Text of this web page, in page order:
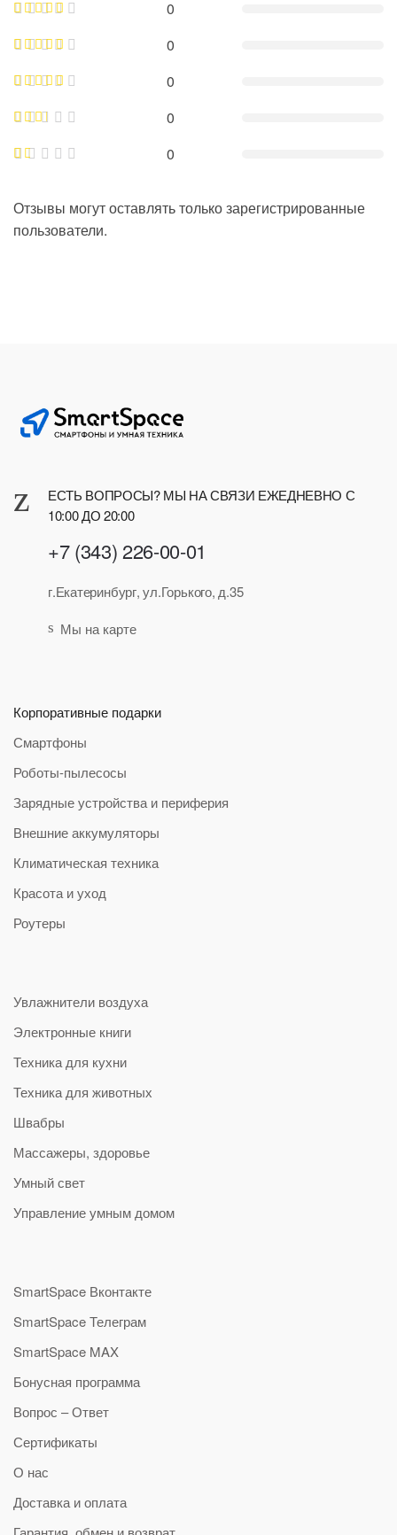
0
0
0
0
0
Отзывы могут оставлять только зарегистрированные
пользователи.
ЕСТЬ ВОПРОСЫ? МЫ НА СВЯЗИ ЕЖЕДНЕВНО С
10:00 ДО 20:00
+7 (343) 226-00-01
г.Екатеринбург, ул.Горького, д.35
Мы на карте
Корпоративные подарки
Смартфоны
Роботы-пылесосы
Зарядные устройства и периферия
Внешние аккумуляторы
Климатическая техника
Красота и уход
Роутеры
Увлажнители воздуха
Электронные книги
Техника для кухни
Техника для животных
Швабры
Массажеры, здоровье
Умный свет
Управление умным домом
SmartSpace Вконтакте
SmartSpace Телеграм
SmartSpace MAX
Бонусная программа
Вопрос – Ответ
Сертификаты
О нас
Доставка и оплата